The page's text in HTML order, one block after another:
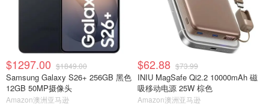
$1297.00 $1849.00
Samsung Galaxy S26+ 256GB 黑色
12GB 50MP摄像头
Amazon澳洲亚马逊
$62.88 $73.99
INIU MagSafe Qi2.2 10000mAh 磁
吸移动电源 25W 棕色
Amazon澳洲亚马逊